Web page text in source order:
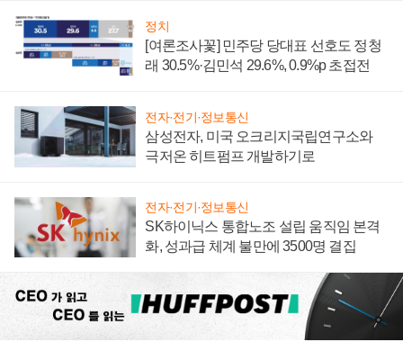
정치
[여론조사꽃] 민주당 당대표 선호도 정청
래 30.5%·김민석 29.6%, 0.9%p 초접전
전자·전기·정보통신
삼성전자, 미국 오크리지국립연구소와
극저온 히트펌프 개발하기로
전자·전기·정보통신
SK하이닉스 통합노조 설립 움직임 본격
화, 성과급 체계 불만에 3500명 결집